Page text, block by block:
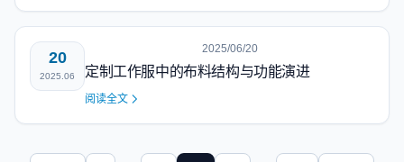
20
2025.06
2025/06/20
定制工作服中的布料结构与功能演进
阅读全文